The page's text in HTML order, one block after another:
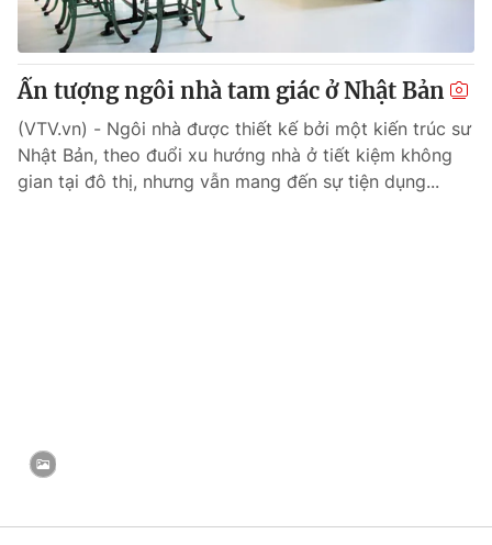
Ấn tượng ngôi nhà tam giác ở Nhật Bản
(VTV.vn) - Ngôi nhà được thiết kế bởi một kiến trúc sư
Nhật Bản, theo đuổi xu hướng nhà ở tiết kiệm không
gian tại đô thị, nhưng vẫn mang đến sự tiện dụng...